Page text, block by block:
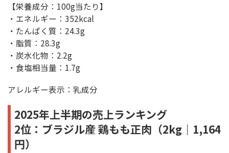
【栄養成分：100g当たり】
・エネルギー：352kcal
・たんぱく質：24.3g
・脂質：28.3g
・炭水化物：2.2g
・食塩相当量：1.7g
アレルギー表示：乳成分
2025年上半期の売上ランキング
2位：ブラジル産 鶏もも正肉（2kg｜1,164
円）